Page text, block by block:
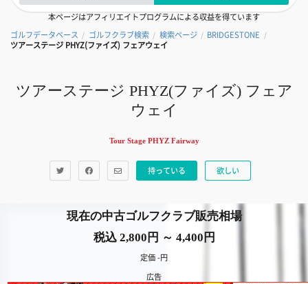
本ページはアフィリエイトプログラムによる収益を得ています
ゴルフデータベース / ゴルフクラブ検索 / 検索ページ / BRIDGESTONE /
ツアーステージ PHYZ(ファイズ) フェアウェイ
ツアーステージ PHYZ(ファイズ) フェア
ウェイ
Tour Stage PHYZ Fairway
持っている 欲しい
現在の中古ゴルフクラブ販売相場
税込 2,800円 ～ 4,400円
定価 -円
広告